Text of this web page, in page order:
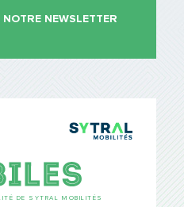
NEWSLETTER
DE SYTRAL MOBILITÉS